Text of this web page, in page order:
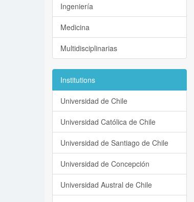
Ingeniería
Medicina
Multidisciplinarias
Institutions
Universidad de Chile
Universidad Católica de Chile
Universidad de Santiago de Chile
Universidad de Concepción
Universidad Austral de Chile